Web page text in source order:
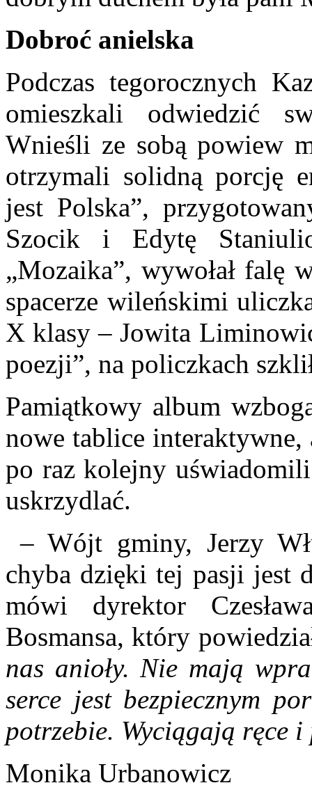
Dobroć anielska
Podczas tegorocznych
omieszkali odwiedzić
Wnieśli ze sobą powiew
otrzymali solidną porcję
jest Polska”,
Szocik i Edytę
„Mozaika”, wywołał falę
spacerze wileńskimi
X klasy – Jowita
poezji”, na policzkach
Pamiątkowy album
nowe tablice
po raz kolejny
uskrzydlać.
– Wójt gminy, Jerzy
chyba dzięki tej pasji jest
mówi dyrektor
Bosmansa, który
nas anioły. Nie mają
serce jest bezpiecznym
potrzebie. Wyciągają ręce
Monika Urbanowicz